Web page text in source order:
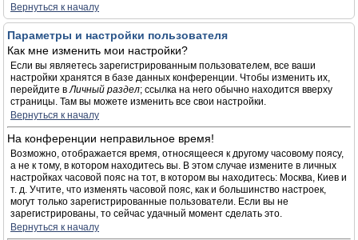
Вернуться к началу
Параметры и настройки пользователя
Как мне изменить мои настройки?
Если вы являетесь зарегистрированным пользователем, все ваши
настройки хранятся в базе данных конференции. Чтобы изменить их,
перейдите вЛичный раздел; ссылка на него обычно находится вверху
страницы. Там вы можете изменить все свои настройки.
Вернуться к началу
На конференции неправильное время!
Возможно, отображается время, относящееся к другому часовому поясу,
а не к тому, в котором находитесь вы. В этом случае измените в личных
настройках часовой пояс на тот, в котором вы находитесь: Москва, Киев и
т. д. Учтите, что изменять часовой пояс, как и большинство настроек,
могут только зарегистрированные пользователи. Если вы не
зарегистрированы, то сейчас удачный момент сделать это.
Вернуться к началу